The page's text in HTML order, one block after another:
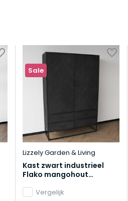
Sale
Lizzely Garden & Living
Kast zwart industrieel
Flako mangohout
vakkenkast wandkast
Vergelijk